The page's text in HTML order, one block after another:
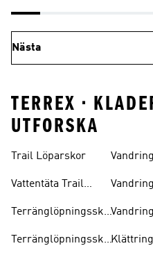
Nästa
TERREX •
UTFORSKA
Trail Löparskor
Vattentäta Trail
Terränglöpningsskor
Terränglöpningsskor